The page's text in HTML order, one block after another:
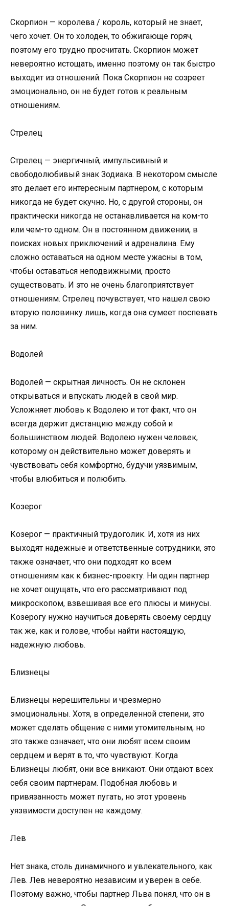
Скорпион — королева / король, который не знает,
чего хочет. Он то холоден, то обжигающе горяч,
поэтому его трудно просчитать. Скорпион может
невероятно истощать, именно поэтому он так быстро
выходит из отношений. Пока Скорпион не созреет
эмоционально, он не будет готов к реальным
отношениям.
Стрелец
Стрелец — энергичный, импульсивный и
свободолюбивый знак Зодиака. В некотором смысле
это делает его интересным партнером, с которым
никогда не будет скучно. Но, с другой стороны, он
практически никогда не останавливается на ком-то
или чем-то одном. Он в постоянном движении, в
поисках новых приключений и адреналина. Ему
сложно оставаться на одном месте ужасны в том,
чтобы оставаться неподвижными, просто
существовать. И это не очень благоприятствует
отношениям. Стрелец почувствует, что нашел свою
вторую половинку лишь, когда она сумеет поспевать
за ним.
Водолей
Водолей — скрытная личность. Он не склонен
открываться и впускать людей в свой мир.
Усложняет любовь к Водолею и тот факт, что он
всегда держит дистанцию ​​между собой и
большинством людей. Водолею нужен человек,
которому он действительно может доверять и
чувствовать себя комфортно, будучи уязвимым,
чтобы влюбиться и полюбить.
Козерог
Козерог — практичный трудоголик. И, хотя из них
выходят надежные и ответственные сотрудники, это
также означает, что они подходят ко всем
отношениям как к бизнес-проекту. Ни один партнер
не хочет ощущать, что его рассматривают под
микроскопом, взвешивая все его плюсы и минусы.
Козерогу нужно научиться доверять своему сердцу
так же, как и голове, чтобы найти настоящую,
надежную любовь.
Близнецы
Близнецы нерешительны и чрезмерно
эмоциональны. Хотя, в определенной степени, это
может сделать общение с ними утомительным, но
это также означает, что они любят всем своим
сердцем и верят в то, что чувствуют. Когда
Близнецы любят, они все вникают. Они отдают всех
себя своим партнерам. Подобная любовь и
привязанность может пугать, но этот уровень
уязвимости доступен не каждому.
Лев
Нет знака, столь динамичного и увлекательного, как
Лев. Лев невероятно независим и уверен в себе.
Поэтому важно, чтобы партнер Льва понял, что он в